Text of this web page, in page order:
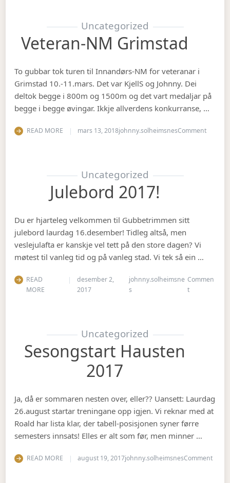
Uncategorized
Veteran-NM Grimstad
To gubbar tok turen til Innandørs-NM for veteranar i
Grimstad 10.-11.mars. Det var KjellS og Johnny. Dei
deltok begge i 800m og 1500m og det vart medaljar på
begge i begge øvingar. Ikkje allverdens konkurranse, …
READ MORE mars 13, 2018johnny.solheimsnesCommenton
Uncategorized
Julebord 2017!
Du er hjarteleg velkommen til Gubbetrimmen sitt
julebord laurdag 16.desember! Tidleg altså, men
veslejulafta er kanskje vel tett på den store dagen? Vi
møtest til vanleg tid og på vanleg stad. Vi tek så ein …
READ
MORE
desember 2,
2017
johnny.solheimsne
s
Commen
ton Julebord
Uncategorized
Sesongstart Hausten
2017
Ja, då er sommaren nesten over, eller?? Uansett: Laurdag
26.august startar treningane opp igjen. Vi reknar med at
Roald har lista klar, der tabell-posisjonen syner førre
semesters innsats! Elles er alt som før, men minner …
READ MORE august 19, 2017johnny.solheimsnesCommenton